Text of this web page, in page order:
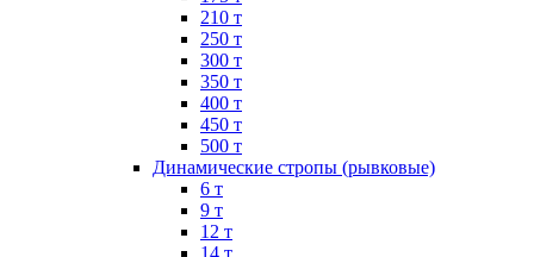
210 т
250 т
300 т
350 т
400 т
450 т
500 т
Динамические стропы (рывковые)
6 т
9 т
12 т
14 т